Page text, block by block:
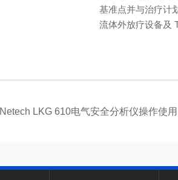
基准点并与治疗计
流体外放疗设备及
Netech LKG 610电气安全分析仪操作使用